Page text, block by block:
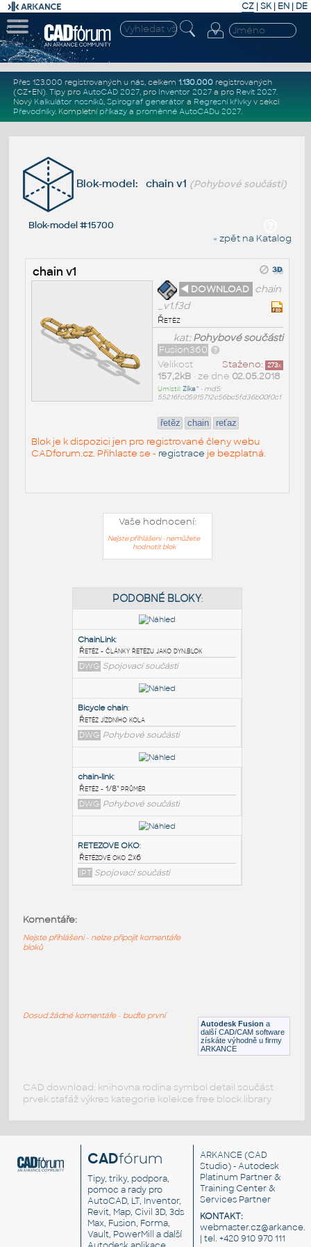
CZ | SK| EN | DE
Přes 123.000 registrovaných u nás, celkem 1.130.000registrovaných
(CZ+EN). Tipy pro AutoCAD 2027, pro Inventor 2027a pro Revit 2027.
Nový Kalkulátor nosníků, Spirograf generátor a Regresní křivkyv sekci
Převodníky. Kompletní příkazya proměnné AutoCADu 2027.
Blok-model: chain v1 (Pohybové součásti)
Blok-model #15700
« zpět na Katalog
chain v1
◄ DOWNLOAD chain
_v1.f3d
Řetěz
kat:Pohybové součásti
Fusion360
Staženo: 273x
Velikost
157,2kB• ze dne 02.05.2018
Umístil:Zíka^ • md5:
55216fc05915712c56bc5fd36b00f0c1
řetěz chain reťaz
Blok je k dispozici jen pro registrované členy webu
CADforum.cz. Přihlaste se - registrace je bezplatná.
Vaše hodnocení:
Nejste přihlášeni - nemůžete
hodnotit blok
Řetěz - články řetězu jako dyn.blok
DWG
Spojovací součásti
Bicycle chain:
Řetěz jízdního kola
DWG Pohybové součásti
DWG
Pohybové součásti
Autodesk Fusion a
další CAD/CAM software
získáte výhodně u firmy
ARKANCE
Komentáře:
Nejste přihlášeni - nelze připojit komentáře
bloků
Dosud žádné komentáře - buďte první
CAD download: knihovna rodina symbol detail součást
prvek stafáž výkres kategorie kolekce free block library
CADfórum
Tipy, triky, podpora,
pomoc a rady pro
AutoCAD, LT, Inventor,
Revit, Map, Civil 3D, 3ds
Max, Fusion, Forma,
Vault, PowerMill a další
ARKANCE (CAD
Studio) - Autodesk
Platinum Partner &
Training Center &
Services Partner
KONTAKT:
| tel. +420 910 970 111